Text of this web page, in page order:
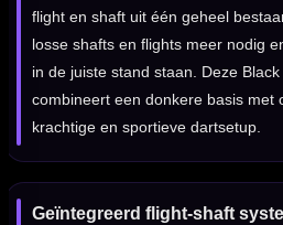
flight en shaft uit één geheel
losse shafts en flights meer nodig
in de juiste stand staan. Deze
combineert een donkere basis met
krachtige en sportieve dartsetup.
Geïntegreerd flight-shaft